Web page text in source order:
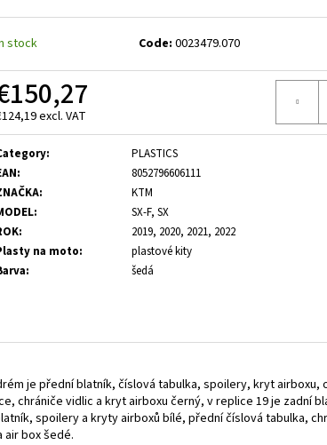
stock Code: 0023479.070
excl. VAT
:
PLASTICS
:
8052796606111
:
KTM
:
SX-F, SX
:
2019, 2020, 2021, 2022
na moto:
plastové kity
: šedá
je přední blatník, číslová tabulka, spoilery, kryt airboxu,
chrániče vidlic a kryt airboxu černý, v replice 19 je zadní
spoilery a kryty airboxů bílé, přední číslová tabulka,
box šedé.